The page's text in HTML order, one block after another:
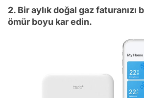
2. Bir aylık doğal gaz faturanızı
ömür boyu kar edin.